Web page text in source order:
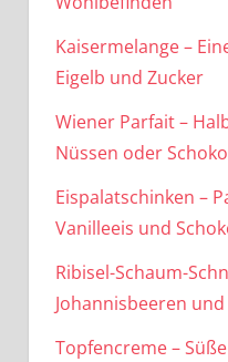
Kaisermelange –
Eigelb und Zucker
Wiener Parfait –
Nüssen oder
Eispalatschinken –
Vanilleeis und
Ribisel-Schaum-
Johannisbeeren
Topfencreme –